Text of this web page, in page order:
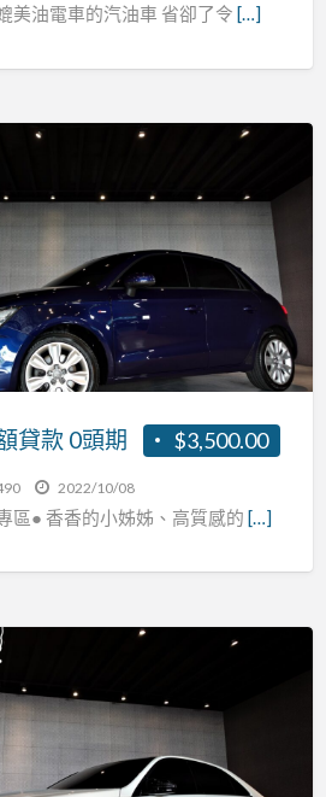
美油電車的汽油車 省卻了令 […]
$3,500.00
貸款 0頭期
2022/10/08
區● 香香的小姊姊、高質感的 […]